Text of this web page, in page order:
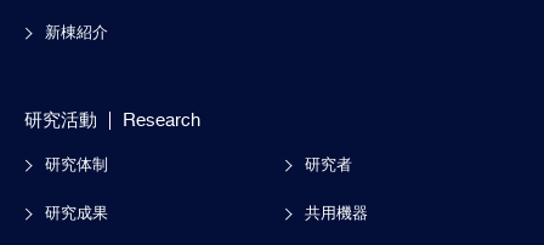
新棟紹介
研究活動 Research
研究体制 研究者
研究成果 共用機器